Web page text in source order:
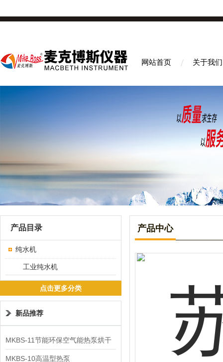
网站首页 关于我们
产品中心
产品目录
纯水机
工业纯水机
点击更多分类
新品推荐
MKBS-11节能环保空气能热泵烘干
机
MKBS-10高温型热泵